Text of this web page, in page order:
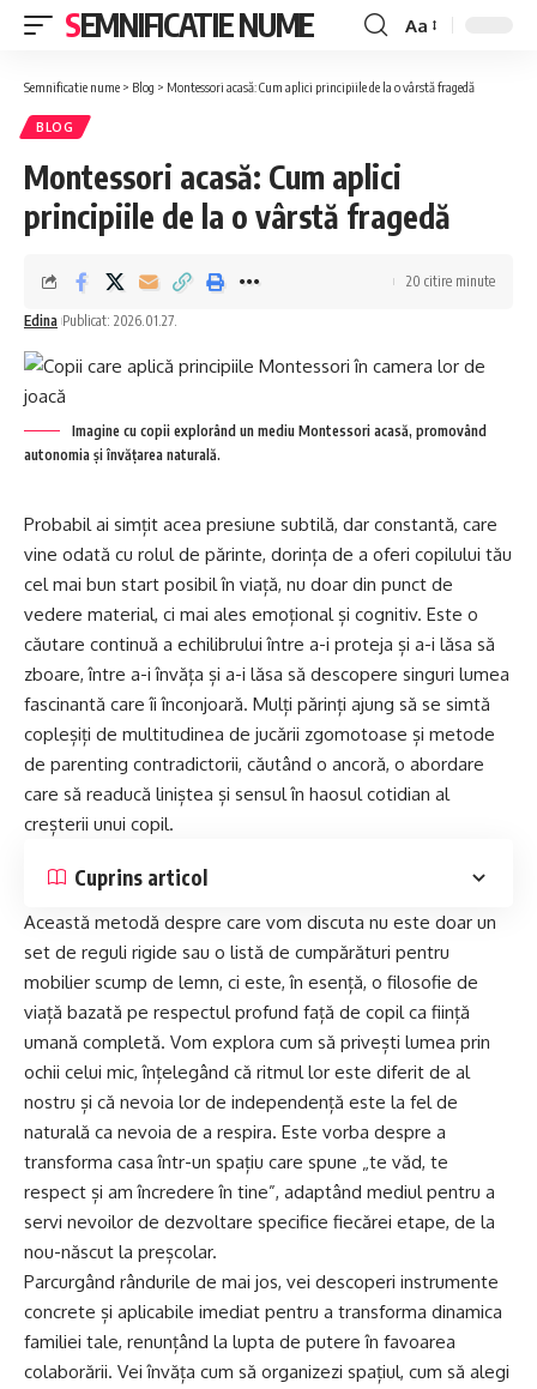
SEMNIFICATIE NUME
Font
Aa
Semnificatie nume > Blog > Montessori acasă: Cum aplici principiile de la o vârstă fragedă
BLOG
Montessori acasă: Cum aplici
principiile de la o vârstă fragedă
Edina Publicat: 2026.01.27.
20 citire minute
Imagine cu copii explorând un mediu Montessori acasă, promovând
autonomia și învățarea naturală.
Probabil ai simțit acea presiune subtilă, dar constantă, care
vine odată cu rolul de părinte, dorința de a oferi copilului tău
cel mai bun start posibil în viață, nu doar din punct de
vedere material, ci mai ales emoțional și cognitiv. Este o
căutare continuă a echilibrului între a-i proteja și a-i lăsa să
zboare, între a-i învăța și a-i lăsa să descopere singuri lumea
fascinantă care îi înconjoară. Mulți părinți ajung să se simtă
copleșiți de multitudinea de jucării zgomotoase și metode
de parenting contradictorii, căutând o ancoră, o abordare
care să readucă liniștea și sensul în haosul cotidian al
creșterii unui copil.
Cuprins articol
Această metodă despre care vom discuta nu este doar un
set de reguli rigide sau o listă de cumpărături pentru
mobilier scump de lemn, ci este, în esență, o filosofie de
viață bazată pe respectul profund față de copil ca ființă
umană completă. Vom explora cum să privești lumea prin
ochii celui mic, înțelegând că ritmul lor este diferit de al
nostru și că nevoia lor de independență este la fel de
naturală ca nevoia de a respira. Este vorba despre a
transforma casa într-un spațiu care spune „te văd, te
respect și am încredere în tine”, adaptând mediul pentru a
servi nevoilor de dezvoltare specifice fiecărei etape, de la
nou-născut la preșcolar.
Parcurgând rândurile de mai jos, vei descoperi instrumente
concrete și aplicabile imediat pentru a transforma dinamica
familiei tale, renunțând la lupta de putere în favoarea
colaborării. Vei învăța cum să organizezi spațiul, cum să alegi